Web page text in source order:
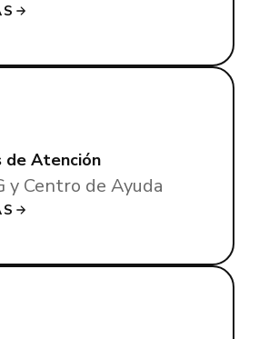
de Atención
y Centro de Ayuda